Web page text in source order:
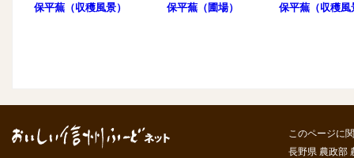
保平蕪（収穫風景） 保平蕪（圃場） 保平蕪（収穫風
このページに
長野県 農政部